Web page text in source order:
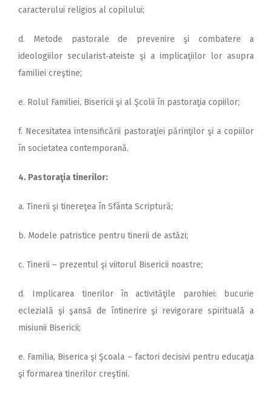
caracterului religios al copilului;
d. Metode pastorale de prevenire şi combatere a
ideologiilor secularist‑ateiste şi a implicaţiilor lor asupra
familiei creştine;
e. Rolul Familiei, Bisericii şi al Şcolii în pastoraţia copiilor;
f. Necesitatea intensificării pastoraţiei părinţilor şi a copiilor
în societatea contemporană.
4. Pastoraţia tinerilor:
a. Tinerii şi tinereţea în Sfânta Scriptură;
b. Modele patristice pentru tinerii de astăzi;
c. Tinerii – prezentul şi viitorul Bisericii noastre;
d. Implicarea tinerilor în activităţile parohiei: bucurie
eclezială şi şansă de întinerire şi revigorare spirituală a
misiunii Bisericii;
e. Familia, Biserica şi Şcoala – factori decisivi pentru educaţia
şi formarea tinerilor creştini.